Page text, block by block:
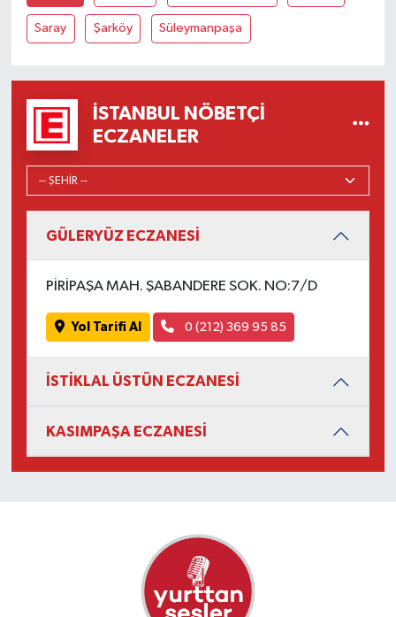
Saray Şarköy Süleymanpaşa
İSTANBUL NÖBETÇI
ECZANELER
GÜLERYÜZ ECZANESİ
PİRİPAŞA MAH. ŞABANDERE SOK. NO:7/D
Yol Tarifi Al 0 (212) 369 95 85
İSTİKLAL ÜSTÜN ECZANESİ
KASIMPAŞA ECZANESİ